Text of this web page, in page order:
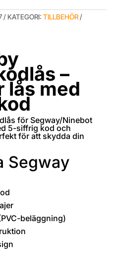
KATEGORI:TILLBEHÖR
–
lås med
för Segway/Ninebot
5-siffrig kod och
för att skydda din
Segway
beläggning)